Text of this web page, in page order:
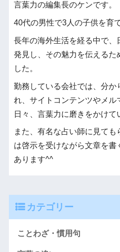
言葉力の編集長のケンです。
40代の男性で3人の子供を育
長年の海外生活を経る中で、
発見し、その魅力を伝えるた
した。
勤務している会社では、分か
れ、サイトコンテンツやメル
日々、言葉力に磨きをかけて
また、有名な占い師に見て
は啓示を受けながら文章を書
あります^^
カテゴリー
ことわざ・慣用句